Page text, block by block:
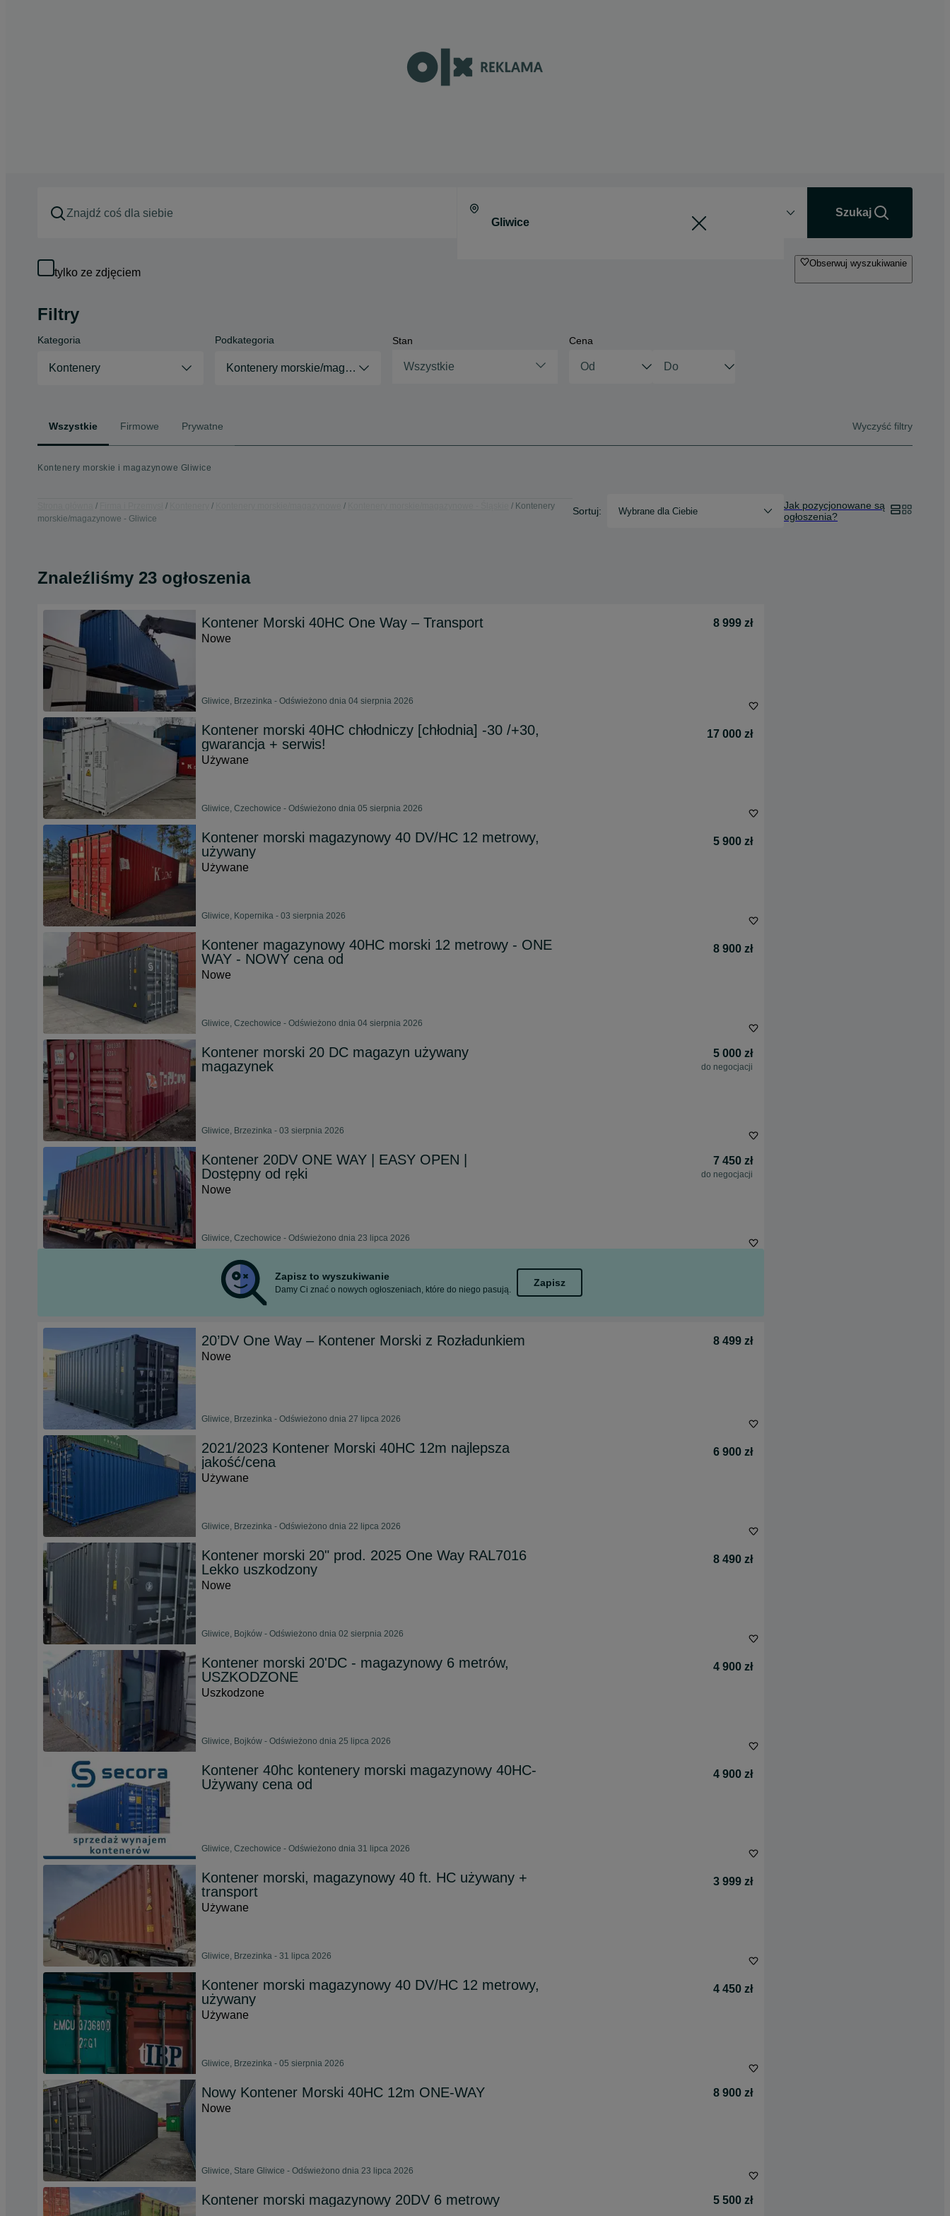
Szukaj
tylko ze zdjęciem
Obserwuj wyszukiwanie
Filtry
Kategoria
Kontenery
Podkategoria
Kontenery morskie/magazynowe
Stan
Wszystkie
Cena
Wszystkie Firmowe Prywatne Wyczyść filtry
Kontenery morskie i magazynowe Gliwice
Kontenery
morskie/magazynowe - Gliwice
Sortuj: Wybrane dla Ciebie
Jak pozycjonowane są
ogłoszenia?
Znaleźliśmy 23 ogłoszenia
Kontener Morski 40HC One Way – Transport
8 999 zł
Nowe
Gliwice, Brzezinka - Odświeżono dnia 04 sierpnia 2026
Kontener morski 40HC chłodniczy [chłodnia] -30 /+30,
gwarancja + serwis!
17 000 zł
Używane
Gliwice, Czechowice - Odświeżono dnia 05 sierpnia 2026
Kontener morski magazynowy 40 DV/HC 12 metrowy,
używany
5 900 zł
Używane
Gliwice, Kopernika - 03 sierpnia 2026
Kontener magazynowy 40HC morski 12 metrowy - ONE
WAY - NOWY cena od
8 900 zł
Nowe
Gliwice, Czechowice - Odświeżono dnia 04 sierpnia 2026
Kontener morski 20 DC magazyn używany
magazynek
5 000 zł
do negocjacji
Gliwice, Brzezinka - 03 sierpnia 2026
Kontener 20DV ONE WAY | EASY OPEN |
Dostępny od ręki
7 450 zł
do negocjacji
Nowe
Gliwice, Czechowice - Odświeżono dnia 23 lipca 2026
Zapisz to wyszukiwanie
Damy Ci znać o nowych ogłoszeniach, które do niego pasują.
Zapisz
20’DV One Way – Kontener Morski z Rozładunkiem
8 499 zł
Nowe
Gliwice, Brzezinka - Odświeżono dnia 27 lipca 2026
2021/2023 Kontener Morski 40HC 12m najlepsza
jakość/cena
6 900 zł
Używane
Gliwice, Brzezinka - Odświeżono dnia 22 lipca 2026
Kontener morski 20" prod. 2025 One Way RAL7016
Lekko uszkodzony
8 490 zł
Nowe
Gliwice, Bojków - Odświeżono dnia 02 sierpnia 2026
Kontener morski 20'DC - magazynowy 6 metrów,
USZKODZONE
4 900 zł
Uszkodzone
Gliwice, Bojków - Odświeżono dnia 25 lipca 2026
Kontener 40hc kontenery morski magazynowy 40HC-
Używany cena od
4 900 zł
Gliwice, Czechowice - Odświeżono dnia 31 lipca 2026
Kontener morski, magazynowy 40 ft. HC używany +
transport
3 999 zł
Używane
Gliwice, Brzezinka - 31 lipca 2026
Kontener morski magazynowy 40 DV/HC 12 metrowy,
używany
4 450 zł
Używane
Gliwice, Brzezinka - 05 sierpnia 2026
Nowy Kontener Morski 40HC 12m ONE-WAY
8 900 zł
Nowe
Gliwice, Stare Gliwice - Odświeżono dnia 23 lipca 2026
Kontener morski magazynowy 20DV 6 metrowy 5 500 zł